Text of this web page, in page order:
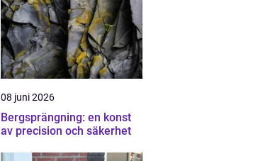
08 juni 2026
Bergsprängning: en konst
av precision och säkerhet